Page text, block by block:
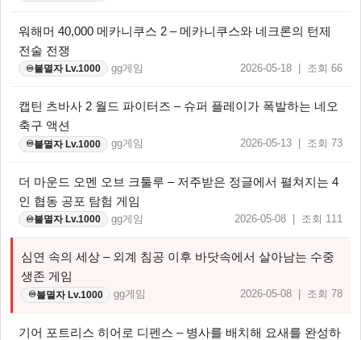
워해머 40,000 메카니쿠스 2 – 메카니쿠스와 네크론의 턴제
전술 전쟁
♾️불멸자 Lv.1000 gg게임 2026-05-18 | 조회 66
캡틴 츠바사 2 월드 파이터즈 – 슈퍼 플레이가 폭발하는 네오
축구 액션
♾️불멸자 Lv.1000 gg게임 2026-05-13 | 조회 73
더 마운드 오멘 오브 크툴루 – 저주받은 정글에서 펼쳐지는 4
인 협동 공포 탐험 게임
♾️불멸자 Lv.1000 gg게임 2026-05-08 | 조회 111
심연 속의 세상 – 외계 침공 이후 바닷속에서 살아남는 수중
생존 게임
♾️불멸자 Lv.1000 gg게임 2026-05-08 | 조회 78
기어 포트리스 히어로 디펜스 – 병사를 배치해 요새를 완성하